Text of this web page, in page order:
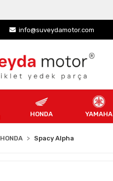
info@suveydamotor.com
HONDA YAMAHA
HONDA Spacy Alpha